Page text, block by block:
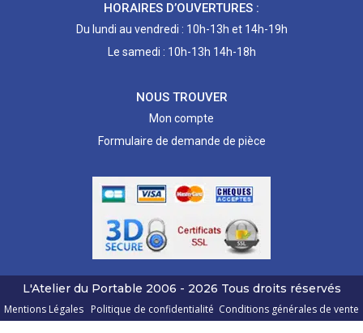
HORAIRES D’OUVERTURES :
Du lundi au vendredi : 10h-13h et 14h-19h
Le samedi : 10h-13h 14h-18h
NOUS TROUVER
Mon compte
Formulaire de demande de pièce
L'Atelier du Portable 2006 - 2026 Tous droits réservés
Mentions Légales Politique de confidentialité Conditions générales de vente